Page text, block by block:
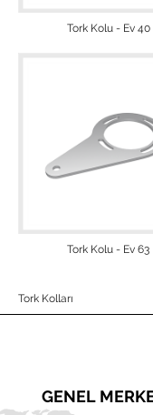
Tork Kolu - Ev 40
Tork Kolu - Ev 63
Tork Kolları
GENEL